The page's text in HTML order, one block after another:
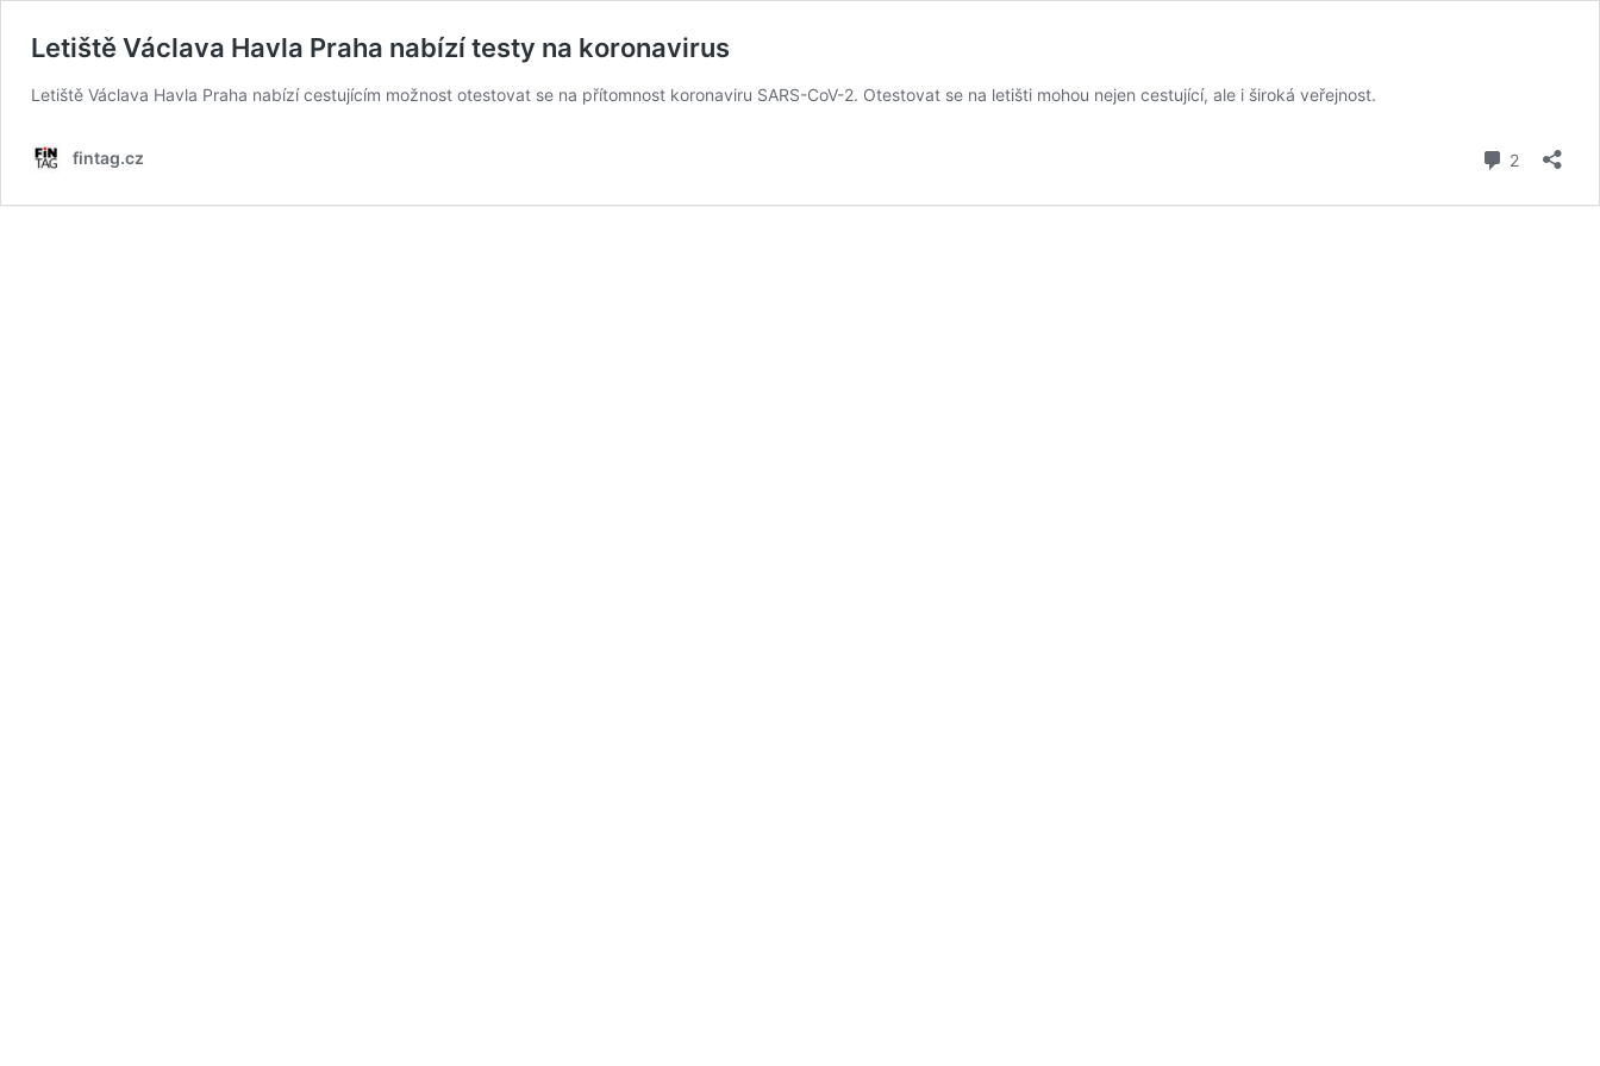
Letiště Václava Havla Praha nabízí testy na koronavirus
Letiště Václava Havla Praha nabízí cestujícím možnost otestovat se na přítomnost koronaviru SARS-CoV-2. Otestovat se na letišti mohou nejen cestující, ale i široká veřejnost.
fintag.cz 2komentáře